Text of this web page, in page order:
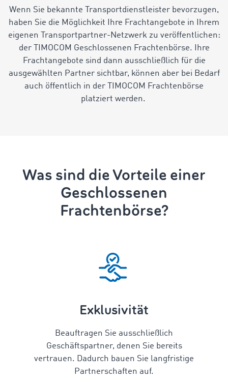
Wenn Sie bekannte Transportdienstleister bevorzugen,
haben Sie die Möglichkeit Ihre Frachtangebote in Ihrem
eigenen Transportpartner-Netzwerk zu veröffentlichen:
der TIMOCOM Geschlossenen Frachtenbörse. Ihre
Frachtangebote sind dann ausschließlich für die
ausgewählten Partner sichtbar, können aber bei Bedarf
auch öffentlich in der TIMOCOM Frachtenbörse
platziert werden.
Was sind die Vorteile einer
Geschlossenen
Frachtenbörse?
Exklusivität
Beauftragen Sie ausschließlich
Geschäftspartner, denen Sie bereits
vertrauen. Dadurch bauen Sie langfristige
Partnerschaften auf.